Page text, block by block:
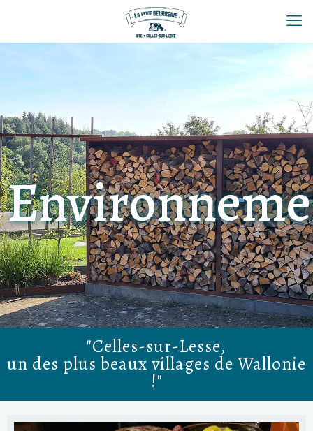
"Celles-sur-Lesse,
un des plus beaux villages de Wallonie
!"